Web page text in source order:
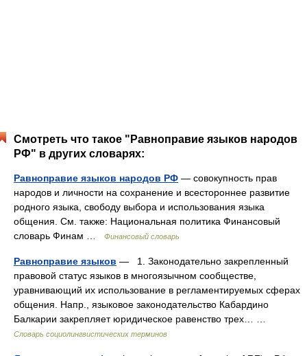
Смотреть что такое "Равноправие языков народов
РФ" в других словарях:
Равноправие языков народов РФ — совокупность прав
народов и личности на сохранение и всестороннее развитие
родного языка, свободу выбора и использования языка
общения. См. также: Национальная политика Финансовый
словарь Финам …
Финансовый словарь
Равноправие языков — 1. Законодательно закрепленный
правовой статус языков в многоязычном сообществе,
уравнивающий их использование в регламентируемых сферах
общения. Напр., языковое законодательство Кабардино
Балкарии закрепляет юридическое равенство трех… …
Словарь социолингвистических терминов